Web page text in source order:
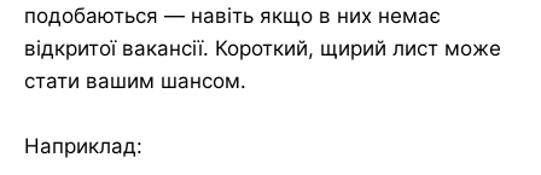
подобаються — навіть якщо в них немає
відкритої вакансії. Короткий, щирий лист може
стати вашим шансом.
Наприклад: